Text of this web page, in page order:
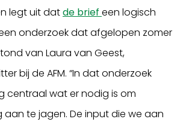
legt uit datde brief een logisch
onderzoek dat afgelopen zomer
van Laura van Geest,
bij de AFM. “In dat onderzoek
centraal wat er nodig is om
aan te jagen. De input die we aan